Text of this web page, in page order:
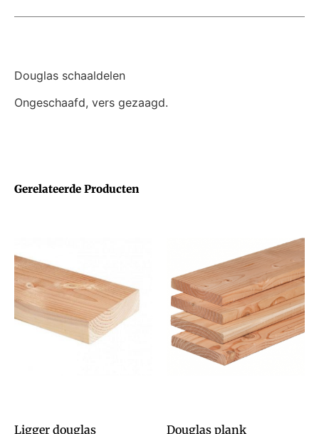
Gerelateerde Producten
Ligger douglas
Douglas plank
Douglas schaaldelen
Ongeschaafd, vers gezaagd.